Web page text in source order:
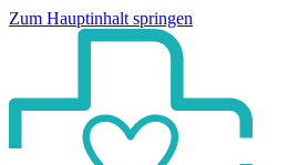
Zum Hauptinhalt springen